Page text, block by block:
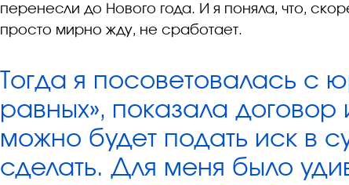
перенесли до Нового года. И я поняла, что,
просто мирно жду, не сработает.
Тогда я посоветовалась с
равных», показала договор
можно будет подать иск в
сделать. Для меня было